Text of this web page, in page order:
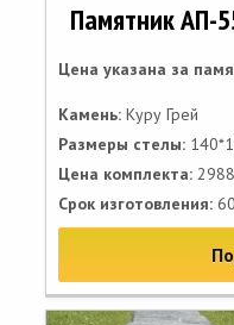
Памятник АП-
Цена указана за
Камень: Куру Грей
Размеры стелы:
Цена комплекта:
Срок изготовления: